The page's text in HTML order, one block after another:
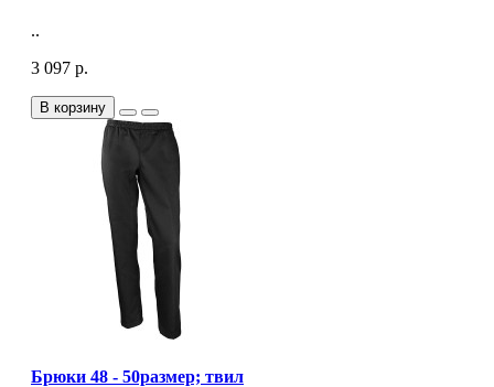
..
3 097 р.
В корзину
Брюки 48 - 50размер; твил